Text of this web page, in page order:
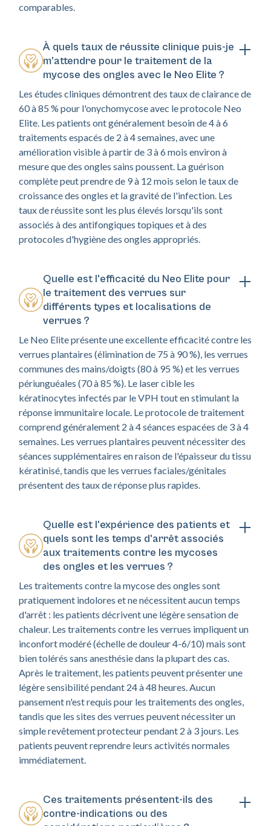
comparables.
À quels taux de réussite clinique puis-je
m'attendre pour le traitement de la
mycose des ongles avec le Neo Elite ?
Les études cliniques démontrent des taux de clairance de
60 à 85 % pour l'onychomycose avec le protocole Neo
Elite. Les patients ont généralement besoin de 4 à 6
traitements espacés de 2 à 4 semaines, avec une
amélioration visible à partir de 3 à 6 mois environ à
mesure que des ongles sains poussent. La guérison
complète peut prendre de 9 à 12 mois selon le taux de
croissance des ongles et la gravité de l'infection. Les
taux de réussite sont les plus élevés lorsqu'ils sont
associés à des antifongiques topiques et à des
protocoles d'hygiène des ongles appropriés.
Quelle est l'efficacité du Neo Elite pour
le traitement des verrues sur
différents types et localisations de
verrues ?
Le Neo Elite présente une excellente efficacité contre les
verrues plantaires (élimination de 75 à 90 %), les verrues
communes des mains/doigts (80 à 95 %) et les verrues
périunguéales (70 à 85 %). Le laser cible les
kératinocytes infectés par le VPH tout en stimulant la
réponse immunitaire locale. Le protocole de traitement
comprend généralement 2 à 4 séances espacées de 3 à 4
semaines. Les verrues plantaires peuvent nécessiter des
séances supplémentaires en raison de l'épaisseur du tissu
kératinisé, tandis que les verrues faciales/génitales
présentent des taux de réponse plus rapides.
Quelle est l'expérience des patients et
quels sont les temps d'arrêt associés
aux traitements contre les mycoses
des ongles et les verrues ?
Les traitements contre la mycose des ongles sont
pratiquement indolores et ne nécessitent aucun temps
d'arrêt : les patients décrivent une légère sensation de
chaleur. Les traitements contre les verrues impliquent un
inconfort modéré (échelle de douleur 4-6/10) mais sont
bien tolérés sans anesthésie dans la plupart des cas.
Après le traitement, les patients peuvent présenter une
légère sensibilité pendant 24 à 48 heures. Aucun
pansement n'est requis pour les traitements des ongles,
tandis que les sites des verrues peuvent nécessiter un
simple revêtement protecteur pendant 2 à 3 jours. Les
patients peuvent reprendre leurs activités normales
immédiatement.
Ces traitements présentent-ils des
contre-indications ou des